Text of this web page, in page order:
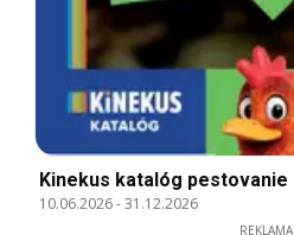
Kinekus katalóg pestovanie
10.06.2026-31.12.2026
REKLAMA